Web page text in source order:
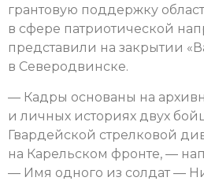
грантовую поддержку
в сфере патриотической
представили на закрытии
в Северодвинске.
— Кадры основаны на
и личных историях двух
Гвардейской стрелковой
на Карельском фронте, —
— Имя одного из солдат —